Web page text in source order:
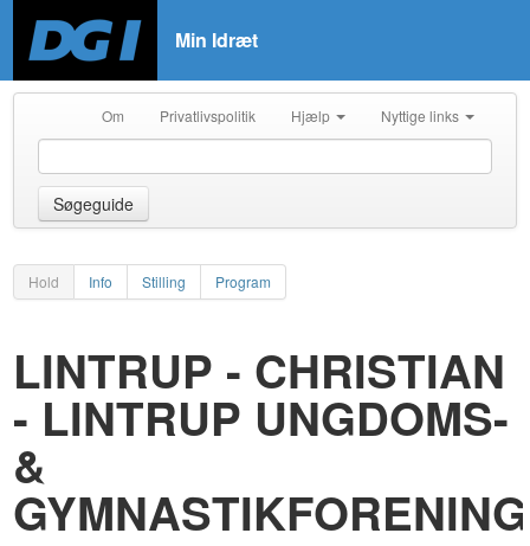
Min Idræt
Om Privatlivspolitik Hjælp Nyttige links
Søgeguide
Hold Info Stilling Program
LINTRUP - CHRISTIAN
- LINTRUP UNGDOMS-
&
GYMNASTIKFORENING